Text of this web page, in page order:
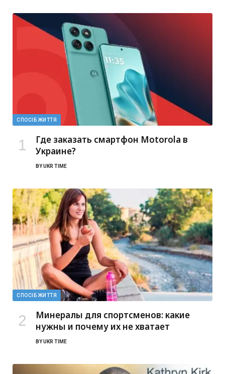
СПОСІБ ЖИТТЯ
Где заказать смартфон Motorola в
Украине?
BYUKR TIME
СПОСІБ ЖИТТЯ
Минералы для спортсменов: какие
нужны и почему их не хватает
BYUKR TIME